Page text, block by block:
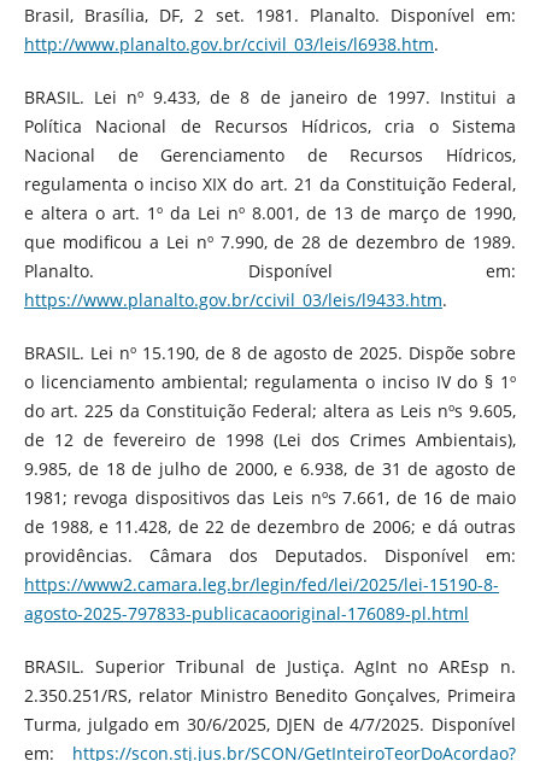
Brasil, Brasília, DF, 2 set. 1981. Planalto. Disponível em:
http://www.planalto.gov.br/ccivil_03/leis/l6938.htm.
BRASIL. Lei nº 9.433, de 8 de janeiro de 1997. Institui a
Política Nacional de Recursos Hídricos, cria o Sistema
Nacional de Gerenciamento de Recursos Hídricos,
regulamenta o inciso XIX do art. 21 da Constituição Federal,
e altera o art. 1º da Lei nº 8.001, de 13 de março de 1990,
que modificou a Lei nº 7.990, de 28 de dezembro de 1989.
Planalto. Disponível em:
https://www.planalto.gov.br/ccivil_03/leis/l9433.htm.
BRASIL. Lei nº 15.190, de 8 de agosto de 2025. Dispõe sobre
o licenciamento ambiental; regulamenta o inciso IV do § 1º
do art. 225 da Constituição Federal; altera as Leis nºs 9.605,
de 12 de fevereiro de 1998 (Lei dos Crimes Ambientais),
9.985, de 18 de julho de 2000, e 6.938, de 31 de agosto de
1981; revoga dispositivos das Leis nºs 7.661, de 16 de maio
de 1988, e 11.428, de 22 de dezembro de 2006; e dá outras
providências. Câmara dos Deputados. Disponível em:
https://www2.camara.leg.br/legin/fed/lei/2025/lei-15190-8-
agosto-2025-797833-publicacaooriginal-176089-pl.html
BRASIL. Superior Tribunal de Justiça. AgInt no AREsp n.
2.350.251/RS, relator Ministro Benedito Gonçalves, Primeira
Turma, julgado em 30/6/2025, DJEN de 4/7/2025. Disponível
em: https://scon.stj.jus.br/SCON/GetInteiroTeorDoAcordao?